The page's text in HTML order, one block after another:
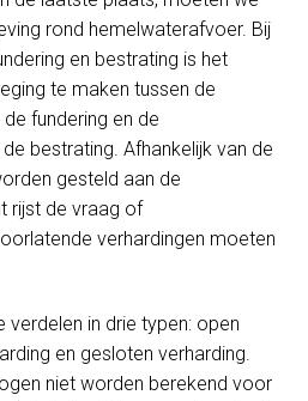
rond hemelwaterafvoer. Bij
en bestrating is het
te maken tussen de
fundering en de
bestrating. Afhankelijk van de
gesteld aan de
rijst de vraag of
verhardingen moeten
verdelen in drie typen: open
en gesloten verharding.
niet worden berekend voor